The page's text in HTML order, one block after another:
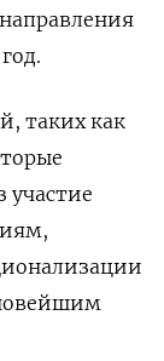
таких как
участие